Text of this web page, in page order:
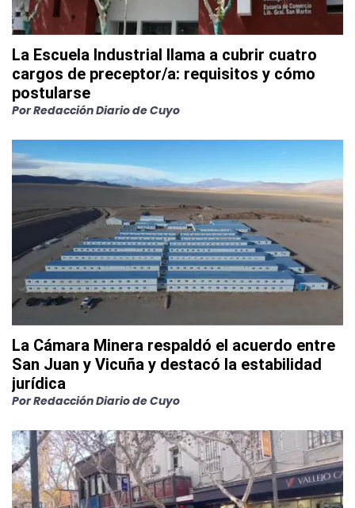
La Escuela Industrial llama a cubrir cuatro
cargos de preceptor/a: requisitos y cómo
postularse
PorRedacción Diario de Cuyo
La Cámara Minera respaldó el acuerdo entre
San Juan y Vicuña y destacó la estabilidad
jurídica
PorRedacción Diario de Cuyo